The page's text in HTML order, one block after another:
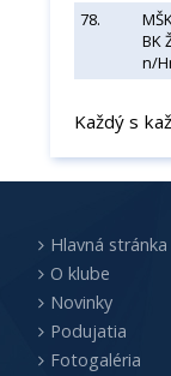
78.
BK
n/
Každý s
Hlavná stránka
O klube
Novinky
Podujatia
Fotogaléria